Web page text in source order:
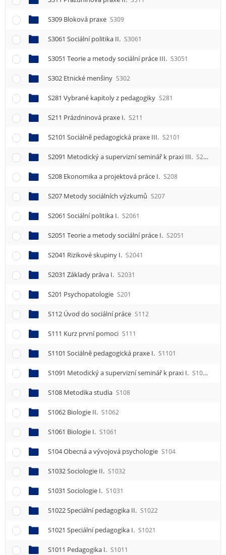
S309 Bloková praxe S309
S3061 Sociální politika II. S3061
S3051 Teorie a metody sociální práce III. S3051
S302 Etnické menšiny S302
S281 Vybrané kapitoly z pedagogiky S281
S211 Prázdninová praxe I. S211
S2101 Sociálně pedagogická praxe III. S2101
S2091 Metodický a supervizní seminář k praxi III. S2091
S208 Ekonomika a projektová práce I. S208
S207 Metody sociálních výzkumů S207
S2061 Sociální politika I. S2061
S2051 Teorie a metody sociální práce I. S2051
S2041 Rizikové skupiny I. S2041
S2031 Základy práva I. S2031
S201 Psychopatologie S201
S112 Úvod do sociální práce S112
S111 Kurz první pomoci S111
S1101 Sociálně pedagogická praxe I. S1101
S1091 Metodický a supervizní seminář k praxi I. S1091
S108 Metodika studia S108
S1062 Biologie II. S1062
S1061 Biologie I. S1061
S104 Obecná a vývojová psychologie S104
S1032 Sociologie II. S1032
S1031 Sociologie I. S1031
S1022 Speciální pedagogika II. S1022
S1021 Speciální pedagogika I. S1021
S1011 Pedagogika I. S1011